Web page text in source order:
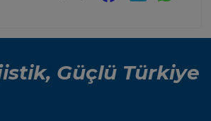
Güçlü Türkiye